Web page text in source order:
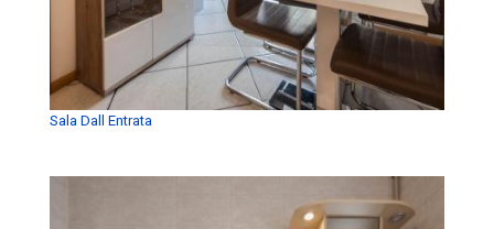
Sala Dall Entrata